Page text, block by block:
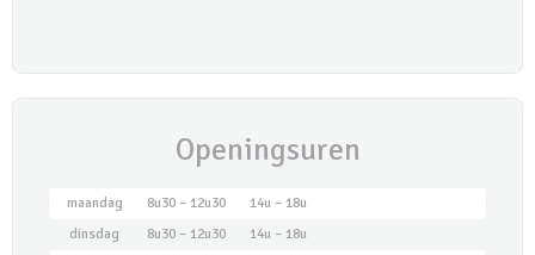
Openingsuren
maandag 8u30 – 12u30
14u – 18u
dinsdag
8u30 – 12u30
14u – 18u